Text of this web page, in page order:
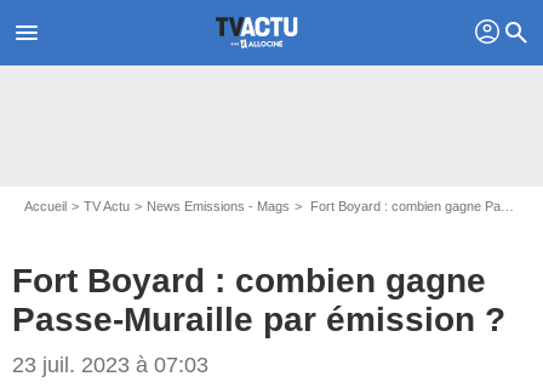
menu profil search
Accueil TV Actu News Emissions - Mags Fort Boyard : combien gagne Passe-Muraille par émission ?
Fort Boyard : combien gagne
Passe-Muraille par émission ?
23 juil. 2023 à 07:03